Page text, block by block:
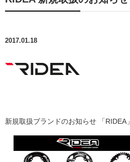
2017.01.18
新規取扱ブランドのお知らせ 「RIDEA」